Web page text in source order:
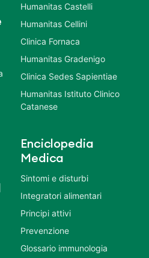
Humanitas Castelli
Humanitas Cellini
Clinica Fornaca
Humanitas Gradenigo
Clinica Sedes Sapientiae
Humanitas Istituto Clinico
Catanese
Enciclopedia
Medica
Sintomi e disturbi
Integratori alimentari
Principi attivi
Prevenzione
Glossario immunologia